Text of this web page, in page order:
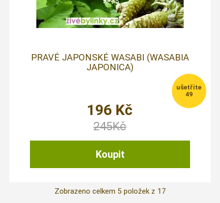
PRAVÉ JAPONSKÉ WASABI (WASABIA
JAPONICA)
196 Kč
49
245Kč
Zobrazeno celkem 5 položek z 17